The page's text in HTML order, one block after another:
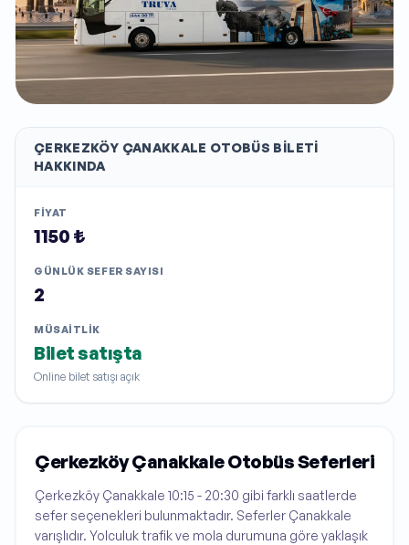
ÇERKEZKÖY ÇANAKKALE OTOBÜS BILETI
HAKKINDA
FIYAT
1150 ₺
GÜNLÜK SEFER SAYISI
2
MÜSAITLIK
Bilet satışta
Online bilet satışı açık
Çerkezköy Çanakkale Otobüs Seferleri
Çerkezköy Çanakkale 10:15 - 20:30 gibi farklı saatlerde
sefer seçenekleri bulunmaktadır. Seferler Çanakkale
varışlıdır. Yolculuk trafik ve mola durumuna göre yaklaşık